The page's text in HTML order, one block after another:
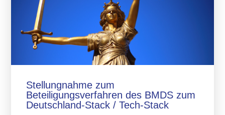
Stellungnahme zum
Beteiligungsverfahren des BMDS zum
Deutschland-Stack / Tech-Stack